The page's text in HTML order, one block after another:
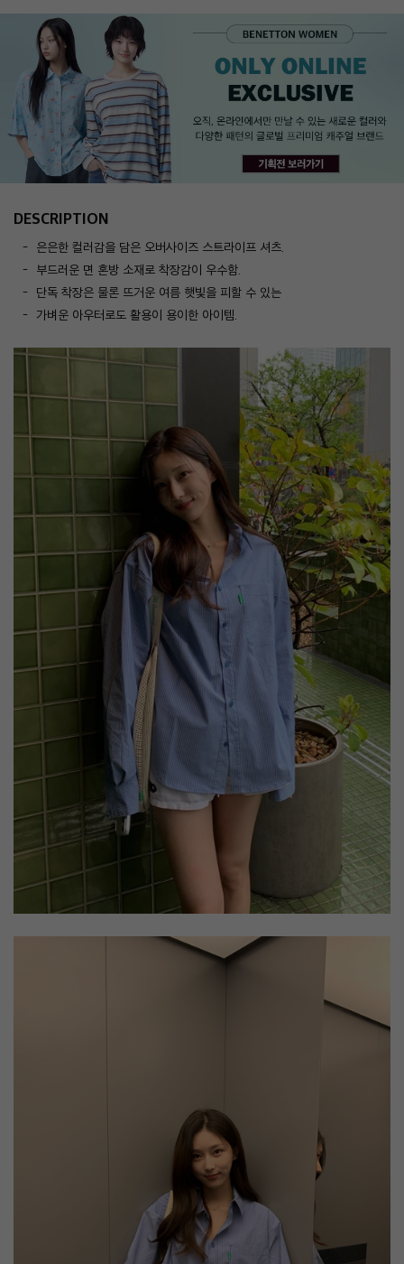
DESCRIPTION
은은한 컬러감을 담은 오버사이즈 스트라이프 셔츠.
부드러운 면 혼방 소재로 착장감이 우수함.
단독 착장은 물론 뜨거운 여름 햇빛을 피할 수 있는
가벼운 아우터로도 활용이 용이한 아이템.